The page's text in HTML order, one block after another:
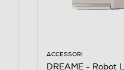
ACCESSORI
DREAME - Robot